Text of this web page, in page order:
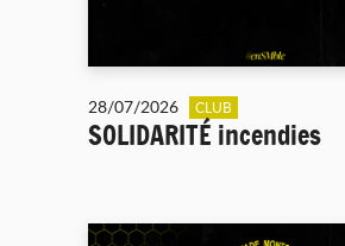
28/07/2026 CLUB
SOLIDARITÉ incendies